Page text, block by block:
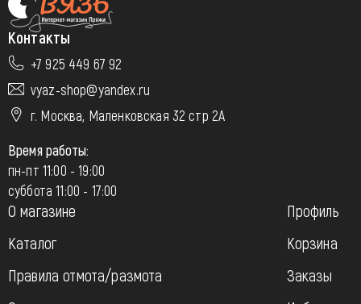
Контакты
+7 925 449 67 92
vyaz-shop@yandex.ru
г. Москва, Маленковская 32 стр 2А
Время работы:
пн-пт 11:00 - 19:00
суббота 11:00 - 17:00
О магазине
Каталог
Правила отмота/размота
Профиль
Корзина
Заказы